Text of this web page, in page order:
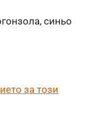
синьо
за този